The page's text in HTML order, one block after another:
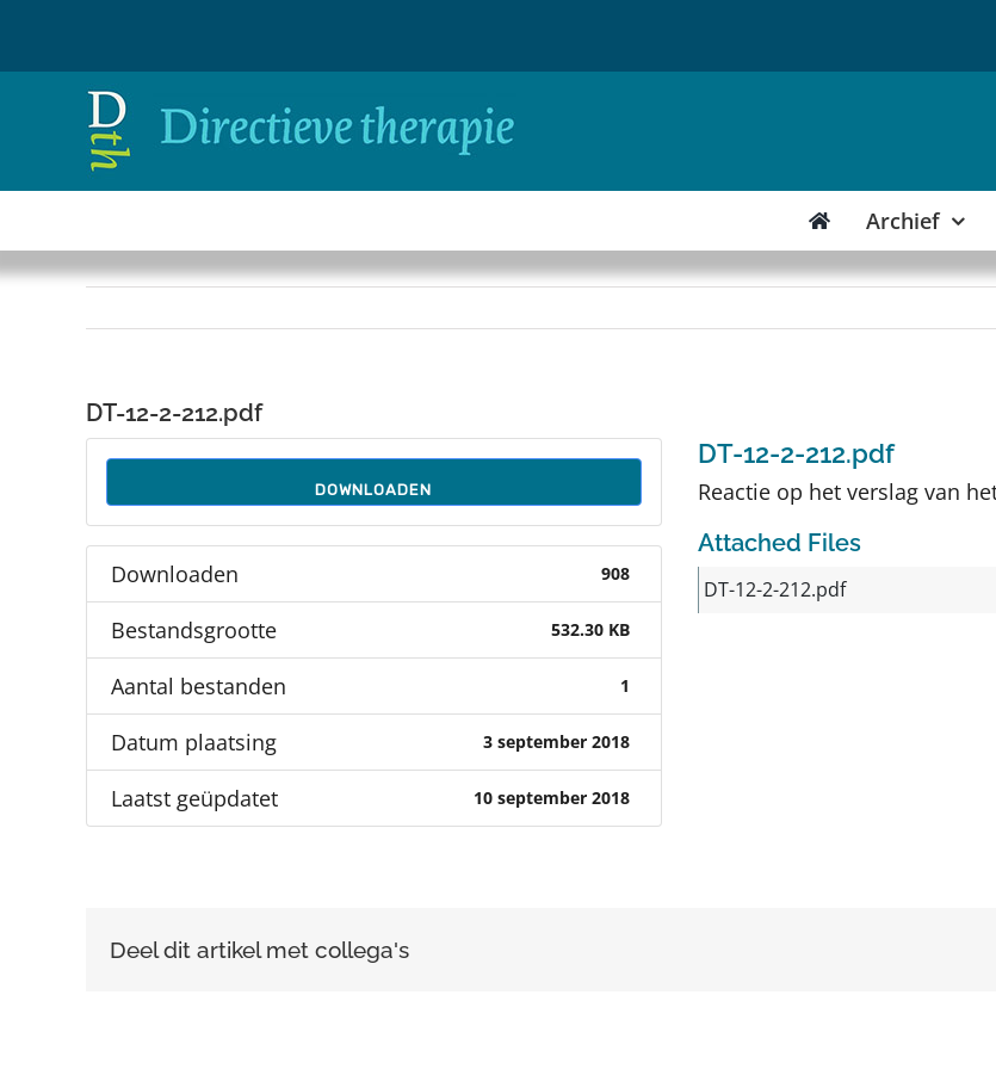
inhoud
Archief
DT-12-2-212.pdf
DOWNLOADEN
Downloaden 908
Bestandsgrootte 532.30 KB
Aantal bestanden 1
Datum plaatsing 3 september 2018
Laatst geüpdatet 10 september 2018
DT-12-2-212.pdf
Reactie op het verslag van
Attached Files
DT-12-2-212.pdf
Deel dit artikel met collega's